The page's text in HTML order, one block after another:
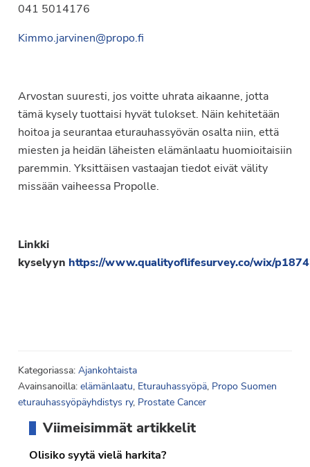
041 5014176
Kimmo.jarvinen@propo.fi
Arvostan suuresti, jos voitte uhrata aikaanne, jotta
tämä kysely tuottaisi hyvät tulokset. Näin kehitetään
hoitoa ja seurantaa eturauhassyövän osalta niin, että
miesten ja heidän läheisten elämänlaatu huomioitaisiin
paremmin. Yksittäisen vastaajan tiedot eivät välity
missään vaiheessa Propolle.
Linkki
kyselyyn https://www.qualityoflifesurvey.co/wix/
Kategoriassa: Ajankohtaista
Avainsanoilla: elämänlaatu, Eturauhassyöpä, Propo Suomen
eturauhassyöpäyhdistys ry, Prostate Cancer
sivupalkki
Viimeisimmät artikkelit
Olisiko syytä vielä harkita?